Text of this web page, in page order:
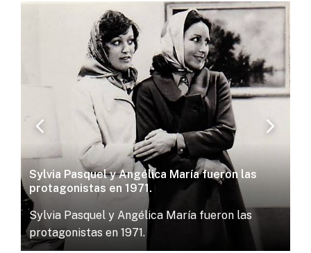
Sylvia Pasquel y Angélica María fueron las
protagonistas en 1971.
Sylvia Pasquel y Angélica María fueron las
protagonistas en 1971.
chevron_left chevron_right